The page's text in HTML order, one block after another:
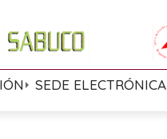
SEDE ELECTRÓNICA